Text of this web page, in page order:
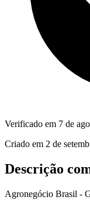
Verificado em 7 de
Criado em 2 de
Descrição
Agronegócio Brasil -